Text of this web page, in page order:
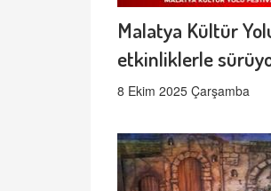
Malatya Kültür
etkinliklerle
8 Ekim 2025 Çarşamba